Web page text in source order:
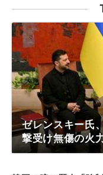
ゼレンスキー氏
撃受け無傷の火